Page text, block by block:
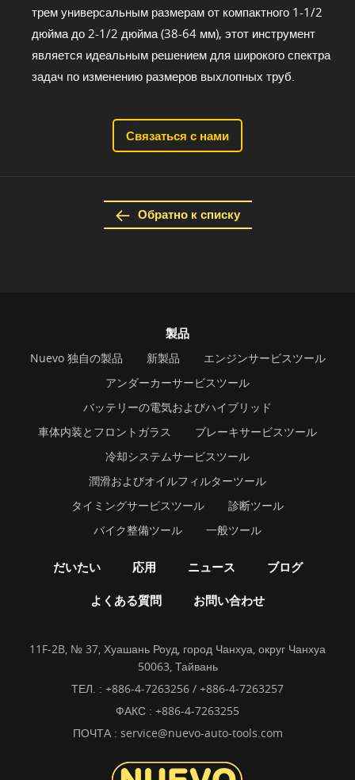
трем универсальным размерам от компактного 1-1/2
дюйма до 2-1/2 дюйма (38-64 мм), этот инструмент
является идеальным решением для широкого спектра
задач по изменению размеров выхлопных труб.
Связаться с нами
Обратно к списку
製品
Nuevo 独自の製品 新製品
エンジンサービスツール
アンダーカーサービスツール
バッテリーの電気およびハイブリッド
車体内装とフロントガラス
ブレーキサービスツール
冷却システムサービスツール
潤滑およびオイルフィルターツール
タイミングサービスツール
診断ツール
バイク整備ツール
一般ツール
だいたい 応用 ニュース ブログ
よくある質問 お問い合わせ
11F-2B, № 37, Хуашань Роуд, город Чанхуа, округ Чанхуа
50063, Тайвань
ТЕЛ. : +886-4-7263256 / +886-4-7263257
ФАКС : +886-4-7263255
ПОЧТА : service@nuevo-auto-tools.com